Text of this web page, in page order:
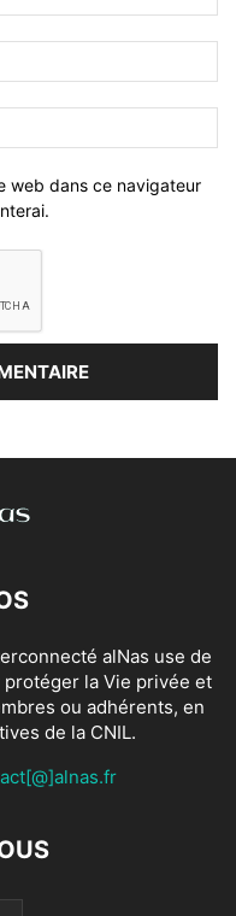
web dans ce navigateur
alNas use de
la Vie privée et
ou adhérents, en
de la CNIL.